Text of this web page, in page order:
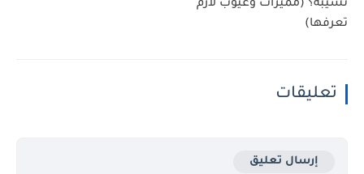
تسيبه؟ (مميزات وعيوب لازم
تعرفها)
تعليقات
إرسال تعليق